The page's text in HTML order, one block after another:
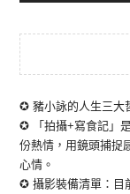
✪ 豬小詠的人生三大
✪ 「拍攝+寫食記」
份熱情，用鏡頭捕捉
心情。
✪ 攝影裝備清單：目